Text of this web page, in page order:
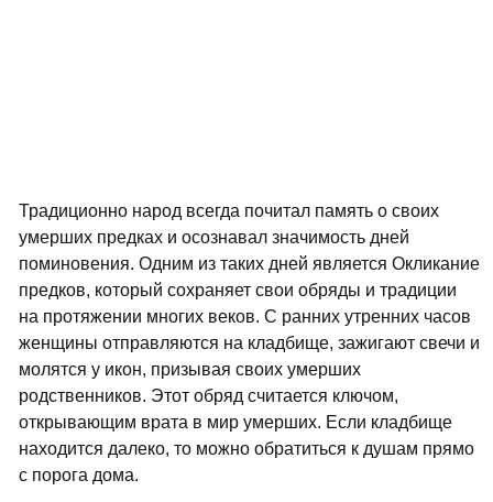
Традиционно народ всегда почитал память о своих
умерших предках и осознавал значимость дней
поминовения. Одним из таких дней является Окликание
предков, который сохраняет свои обряды и традиции
на протяжении многих веков. С ранних утренних часов
женщины отправляются на кладбище, зажигают свечи и
молятся у икон, призывая своих умерших
родственников. Этот обряд считается ключом,
открывающим врата в мир умерших. Если кладбище
находится далеко, то можно обратиться к душам прямо
с порога дома.